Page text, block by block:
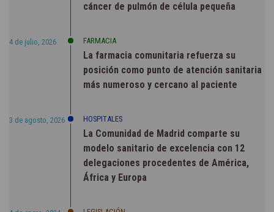
cáncer de pulmón de célula pequeña
4 de julio, 2026 FARMACIA
La farmacia comunitaria refuerza su
posición como punto de atención sanitaria
más numeroso y cercano al paciente
3 de agosto, 2026 HOSPITALES
La Comunidad de Madrid comparte su
modelo sanitario de excelencia con 12
delegaciones procedentes de América,
África y Europa